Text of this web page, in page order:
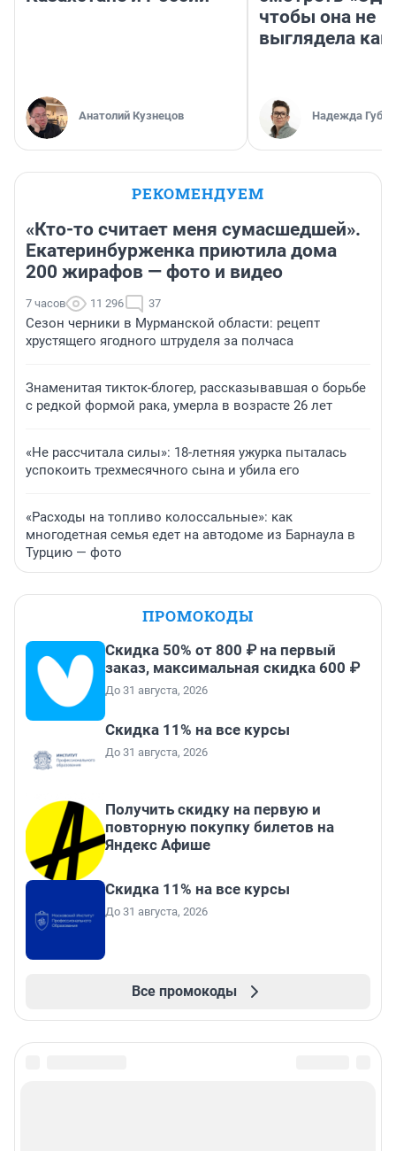
Анатолий Кузнецов
чтобы она не
выглядела как
Надежда
РЕКОМЕНДУЕМ
«Кто-то считает меня сумасшедшей».
Екатеринбурженка приютила дома
200 жирафов — фото и видео
7 часов 11 296 37
Сезон черники в Мурманской области: рецепт
хрустящего ягодного штруделя за полчаса
Знаменитая тикток-блогер, рассказывавшая о борьбе
с редкой формой рака, умерла в возрасте 26 лет
«Не рассчитала силы»: 18-летняя ужурка пыталась
успокоить трехмесячного сына и убила его
«Расходы на топливо колоссальные»: как
многодетная семья едет на автодоме из Барнаула в
Турцию — фото
ПРОМОКОДЫ
Скидка 50% от 800 ₽ на первый
заказ, максимальная скидка 600 ₽
До 31 августа, 2026
Скидка 11% на все курсы
До 31 августа, 2026
Получить скидку на первую и
повторную покупку билетов на
Яндекс Афише
Скидка 11% на все курсы
До 31 августа, 2026
Все промокоды